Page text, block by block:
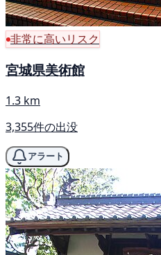
非常に高いリスク
宮城県美術館
1.3 km
3,355件の出没
アラート